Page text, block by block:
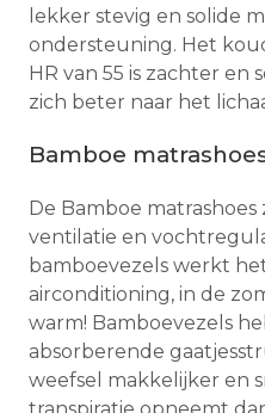
lekker stevig en solide
ondersteuning. Het
HR van 55 is zachter en
zich beter naar het
Bamboe
De Bamboe
ventilatie en
bamboevezels werkt
airconditioning, in de
warm! Bamboevezels
absorberende
weefsel makkelijker en